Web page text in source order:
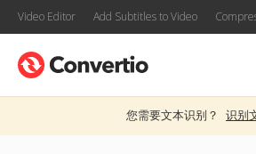
Video Editor Add Subtitles to Video
您需要文本识别？ 识别